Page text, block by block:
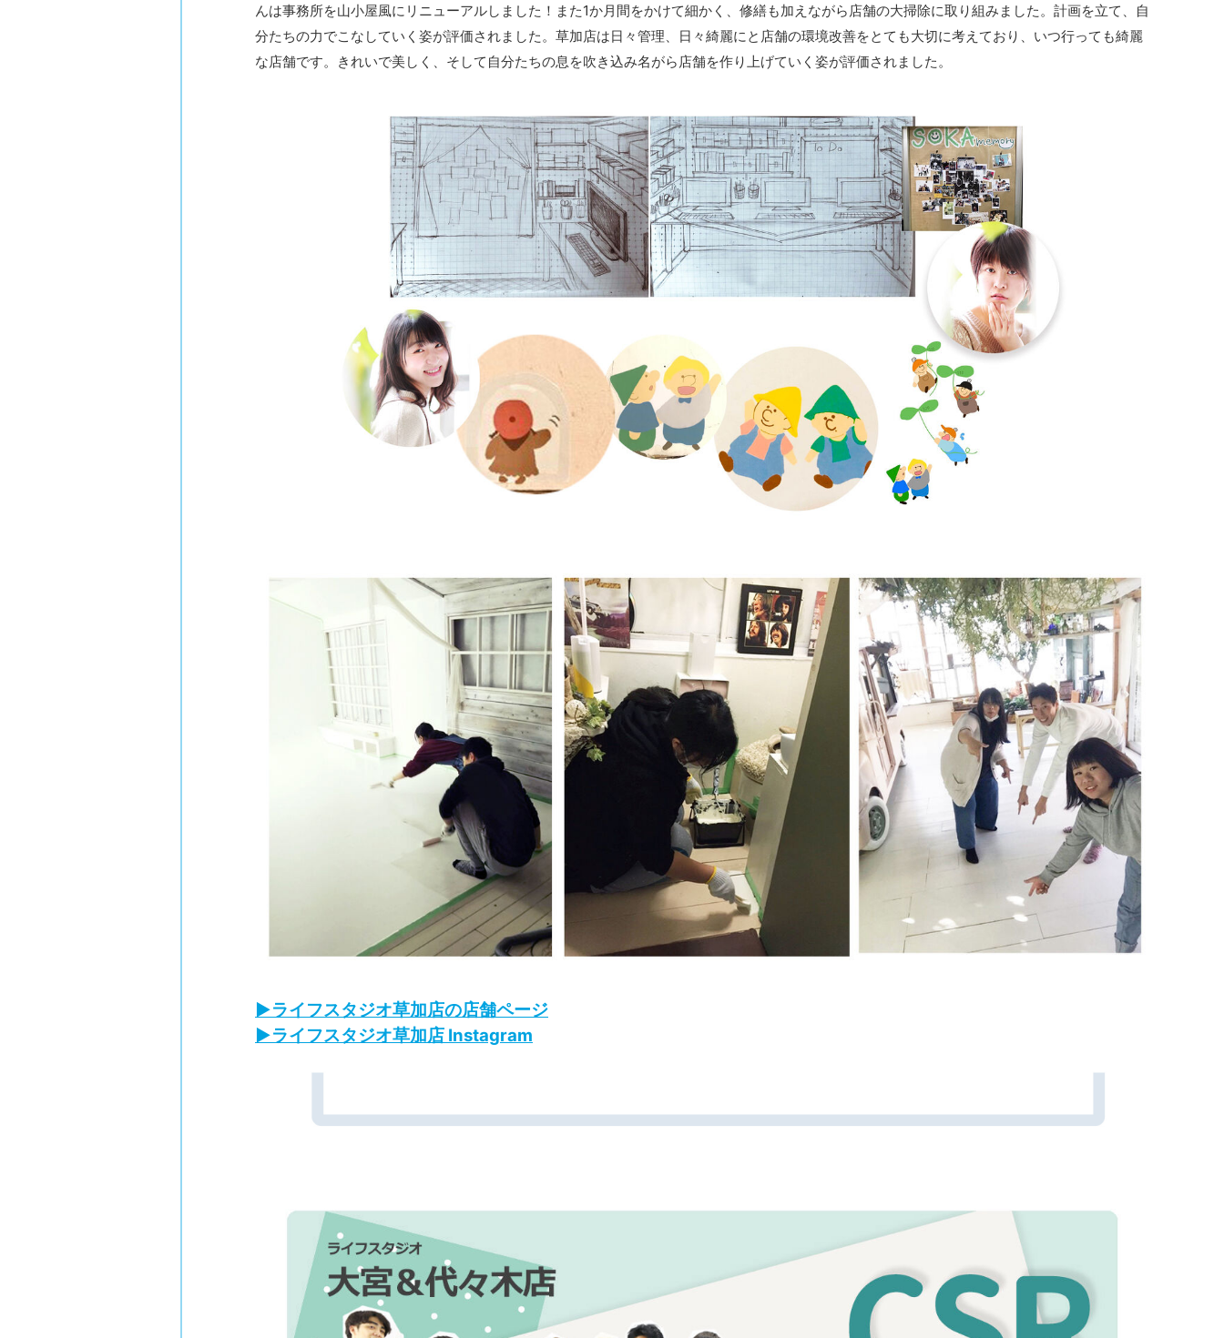
んは事務所を山小屋風にリニューアルしました！また1か月間をかけて細かく、修繕も加えながら店舗の大掃除に取り組みました。計画を立て、自
分たちの力でこなしていく姿が評価されました。草加店は日々管理、日々綺麗にと店舗の環境改善をとても大切に考えており、いつ行っても綺麗
な店舗です。きれいで美しく、そして自分たちの息を吹き込み名がら店舗を作り上げていく姿が評価されました。
▶ライフスタジオ草加店の店舗ページ
▶ライフスタジオ草加店 Instagram